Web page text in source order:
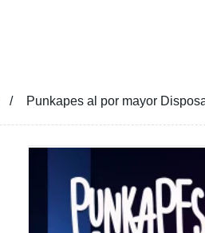
Punkapes al por mayor